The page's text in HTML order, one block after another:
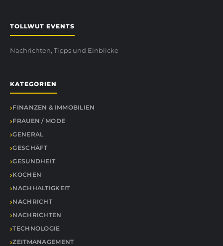
TOLLWUT EVENTS
Nachrichten, Tipps und Einblicke
KATEGORIEN
FINANZEN & IMMOBILIEN
FRAUEN / MODE
GENERAL
GESCHÄFT
GESUNDHEIT
KOCHEN
NACHHALTIGKEIT
NACHRICHT
NACHRICHTEN
TECHNOLOGIE
ZEITMANAGEMENT